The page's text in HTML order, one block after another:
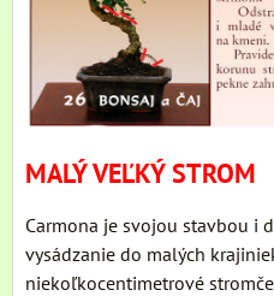
MALÝ VEĽKÝ STROM
Carmona je svojou stavbou i
vysádzanie do malých
niekoľkocentimetrové